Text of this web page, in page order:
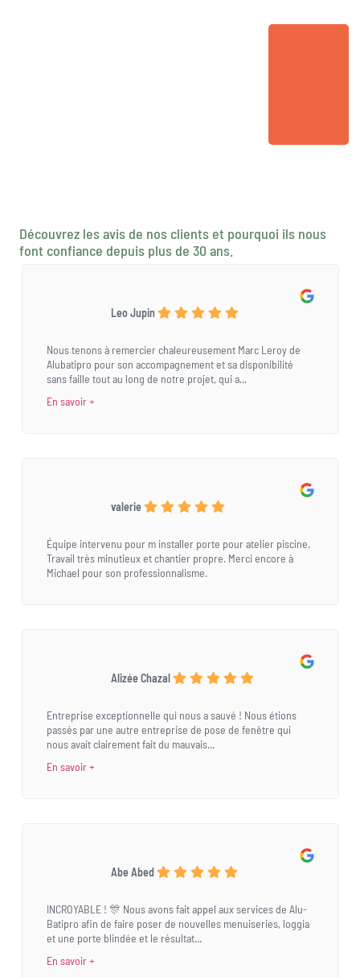
Découvrez les avis de nos clients et pourquoi ils nous
font confiance depuis plus de 30 ans.
Leo Jupin
Nous tenons à remercier chaleureusement Marc Leroy de
Alubatipro pour son accompagnement et sa disponibilité
sans faille tout au long de notre projet, qui a...
En savoir +
valerie
Équipe intervenu pour m installer porte pour atelier piscine.
Travail très minutieux et chantier propre. Merci encore à
Michael pour son professionnalisme.
Alizée Chazal
Entreprise exceptionnelle qui nous a sauvé ! Nous étions
passés par une autre entreprise de pose de fenêtre qui
nous avait clairement fait du mauvais...
En savoir +
Abe Abed
INCROYABLE ! 🎊 Nous avons fait appel aux services de Alu-
Batipro afin de faire poser de nouvelles menuiseries, loggia
et une porte blindée et le résultat...
En savoir +